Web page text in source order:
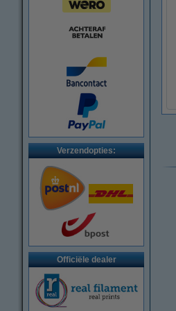
Verzendopties:
Officiële dealer